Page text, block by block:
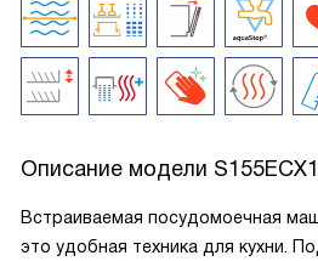
Описание модели
Встраиваемая посудомоечная
это удобная техника для кухни.